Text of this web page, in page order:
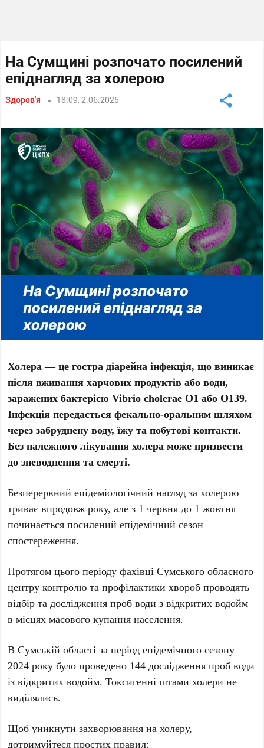
На Сумщині розпочато посилений
епіднагляд за холерою
Здоров'я 18:09, 2.06.2025
Холера — це гостра діарейна інфекція, що виникає
після вживання харчових продуктів або води,
заражених бактерією Vibrio cholerae О1 або О139.
Інфекція передається фекально-оральним шляхом
через забруднену воду, їжу та побутові контакти.
Без належного лікування холера може призвести
до зневоднення та смерті.
Безперервний епідеміологічний нагляд за холерою
триває впродовж року, але з 1 червня до 1 жовтня
починається посилений епідемічний сезон
спостереження.
Протягом цього періоду фахівці Сумського обласного
центру контролю та профілактики хвороб проводять
відбір та дослідження проб води з відкритих водойм
в місцях масового купання населення.
В Сумській області за період епідемічного сезону
2024 року було проведено 144 дослідження проб води
із відкритих водойм. Токсигенні штами холери не
виділялись.
Щоб уникнути захворювання на холеру,
дотримуйтеся простих правил: